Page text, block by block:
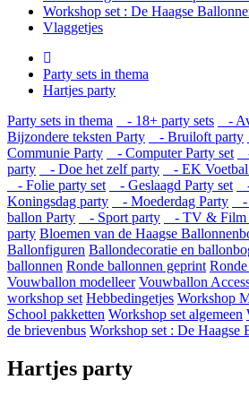
Workshop set : De Haagse
Vlaggetjes
Party sets in thema
Hartjes party
Party sets in thema
- 18+ party sets -
Bijzondere teksten Party
- Bruiloft party
Communie Party
- Computer Party set
party
- Doe het zelf party - EK
- Folie party set
- Geslaagd Party set
Koningsdag party
- Moederdag Party -
ballon Party
- Sport party - TV & Film
party Bloemen van de Haagse
Ballonfiguren Ballondecoratie en
ballonnen Ronde ballonnen geprint
Vouwballon modelleer Vouwballon
workshop set Hebbedingetjes Workshop
School pakketten Workshop set algemeen
de brievenbus Workshop set : De Haagse
Hartjes party